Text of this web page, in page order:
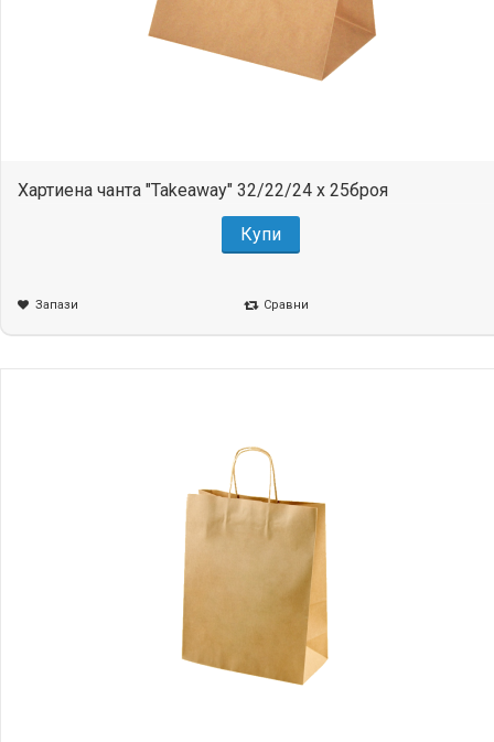
Хартиена чанта "Takeaway" 32/22/24 x 25броя
Купи
Запази Сравни